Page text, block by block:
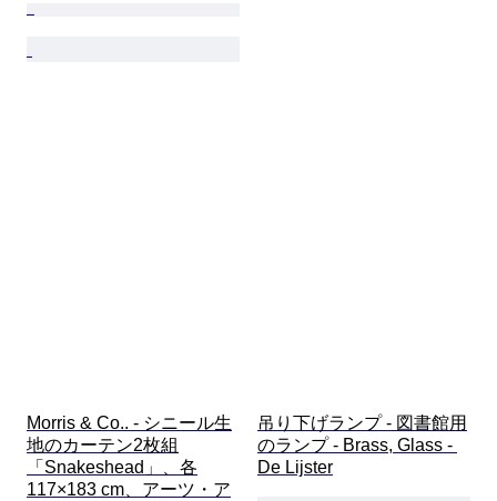
Morris & Co.. - シニール生
地のカーテン2枚組
「Snakeshead」、各
117×183 cm、アーツ・ア
吊り下げランプ - 図書館用
のランプ - Brass, Glass -
De Lijster